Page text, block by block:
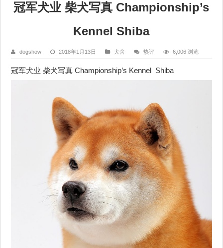
冠军犬业 柴犬写真 Championship’s
Kennel Shiba
dogshow 2018年1月13日 犬舍 热评 6,006 浏览
冠军犬业 柴犬写真 Championship’s Kennel Shiba